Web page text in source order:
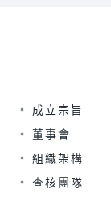
成立宗旨
董事會
組織架構
查核團隊